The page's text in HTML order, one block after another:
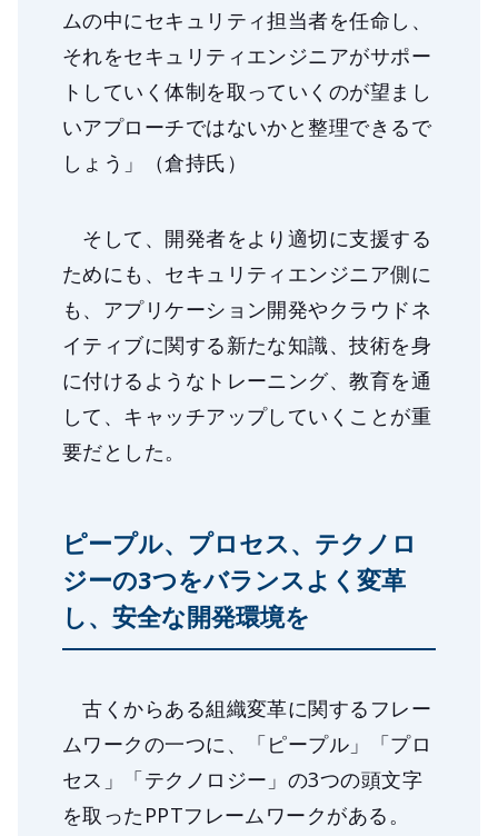
ムの中にセキュリティ担当者を任命し、
それをセキュリティエンジニアがサポー
トしていく体制を取っていくのが望まし
いアプローチではないかと整理できるで
しょう」（倉持氏）
そして、開発者をより適切に支援する
ためにも、セキュリティエンジニア側に
も、アプリケーション開発やクラウドネ
イティブに関する新たな知識、技術を身
に付けるようなトレーニング、教育を通
して、キャッチアップしていくことが重
要だとした。
ピープル、プロセス、テクノロ
ジーの3つをバランスよく変革
し、安全な開発環境を
古くからある組織変革に関するフレー
ムワークの一つに、「ピープル」「プロ
セス」「テクノロジー」の3つの頭文字
を取ったPPTフレームワークがある。